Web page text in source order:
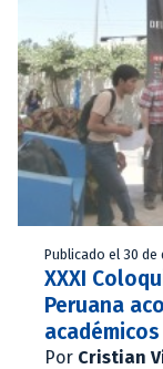
Publicado el 30 de
XXXI
Peruana
académicos
Por Cristian